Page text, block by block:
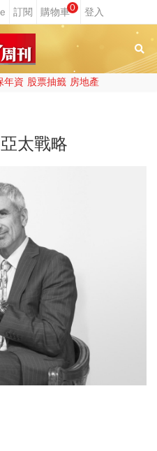
0
年資 股票抽籤 房地產
太戰略